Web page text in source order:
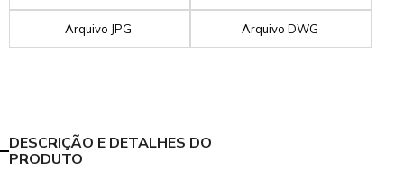
Arquivo JPG Arquivo DWG
DESCRIÇÃO E DETALHES DO
PRODUTO